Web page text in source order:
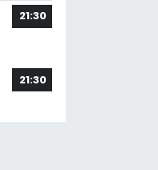
21:30
21:30